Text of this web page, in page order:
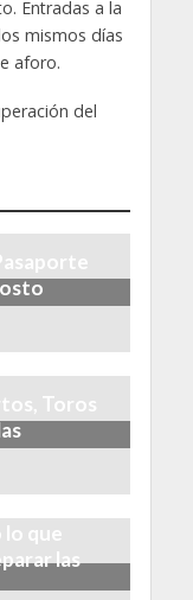
Entradas a la
mismos días
aforo.
del
Toros
lo que
las